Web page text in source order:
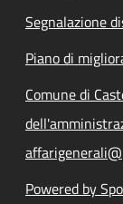
Segnalazione
Piano di
Comune di
Powered by